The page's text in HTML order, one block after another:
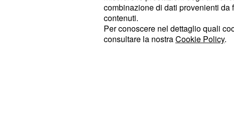
sua moglie tornerà il sereno dopo la
Quinn e Sally avranno
faranno
e proveranno convincerlo a
combinazione di dati provenienti
contenuti.
Per conoscere nel dettaglio quali
consultare la nostraCookie Policy.